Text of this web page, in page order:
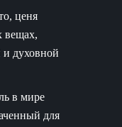
ценя
вещах,
и духовной
в мире
для